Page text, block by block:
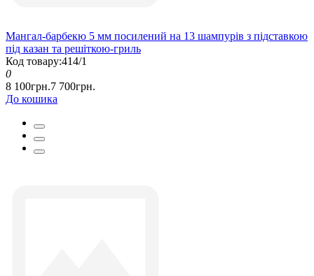
Мангал-барбекю 5 мм посилений на 13 шампурів з підставкою
під казан та решіткою-гриль
Код товару:414/1
0
8 100грн.7 700грн.
До кошика